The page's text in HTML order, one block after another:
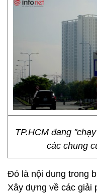
TP.HCM đang
các chung
Đó là nội dung trong
Xây dựng về các giải